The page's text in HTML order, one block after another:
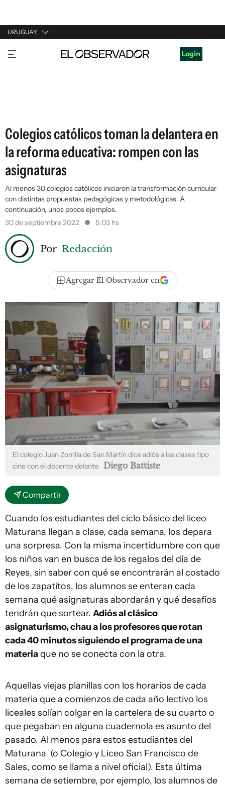
URUGUAY
URUGUAY
ARGENTINA
Login
Colegios católicos toman la delantera en
la reforma educativa: rompen con las
asignaturas
Al menos 30 colegios católicos iniciaron la transformación curricular
con distintas propuestas pedagógicas y metodológicas. A
continuación, unos pocos ejemplos.
30 de septiembre 2022
5:03 hs
Por Redacción
Agregar El Observador en
El colegio Juan Zorrilla de San Martín dice adiós a las clases tipo
cine con el docente delante. Diego Battiste
Compartir
Cuando los estudiantes del ciclo básico del liceo
Maturana llegan a clase, cada semana, los depara
una sorpresa. Con la misma incertidumbre con que
los niños van en busca de los regalos del día de
Reyes, sin saber con qué se encontrarán al costado
de los zapatitos, los alumnos se enteran cada
semana qué asignaturas abordarán y qué desafíos
tendrán que sortear. Adiós al clásico
asignaturismo, chau a los profesores que rotan
cada 40 minutos siguiendo el programa de una
materiaque no se conecta con la otra.
Aquellas viejas planillas con los horarios de cada
materia que a comienzos de cada año lectivo los
liceales solían colgar en la cartelera de su cuarto o
que pegaban en alguna cuadernola es asunto del
pasado. Al menos para estos estudiantes del
Maturana (o Colegio y Liceo San Francisco de
Sales, como se llama a nivel oficial). Esta última
semana de setiembre, por ejemplo, los alumnos de